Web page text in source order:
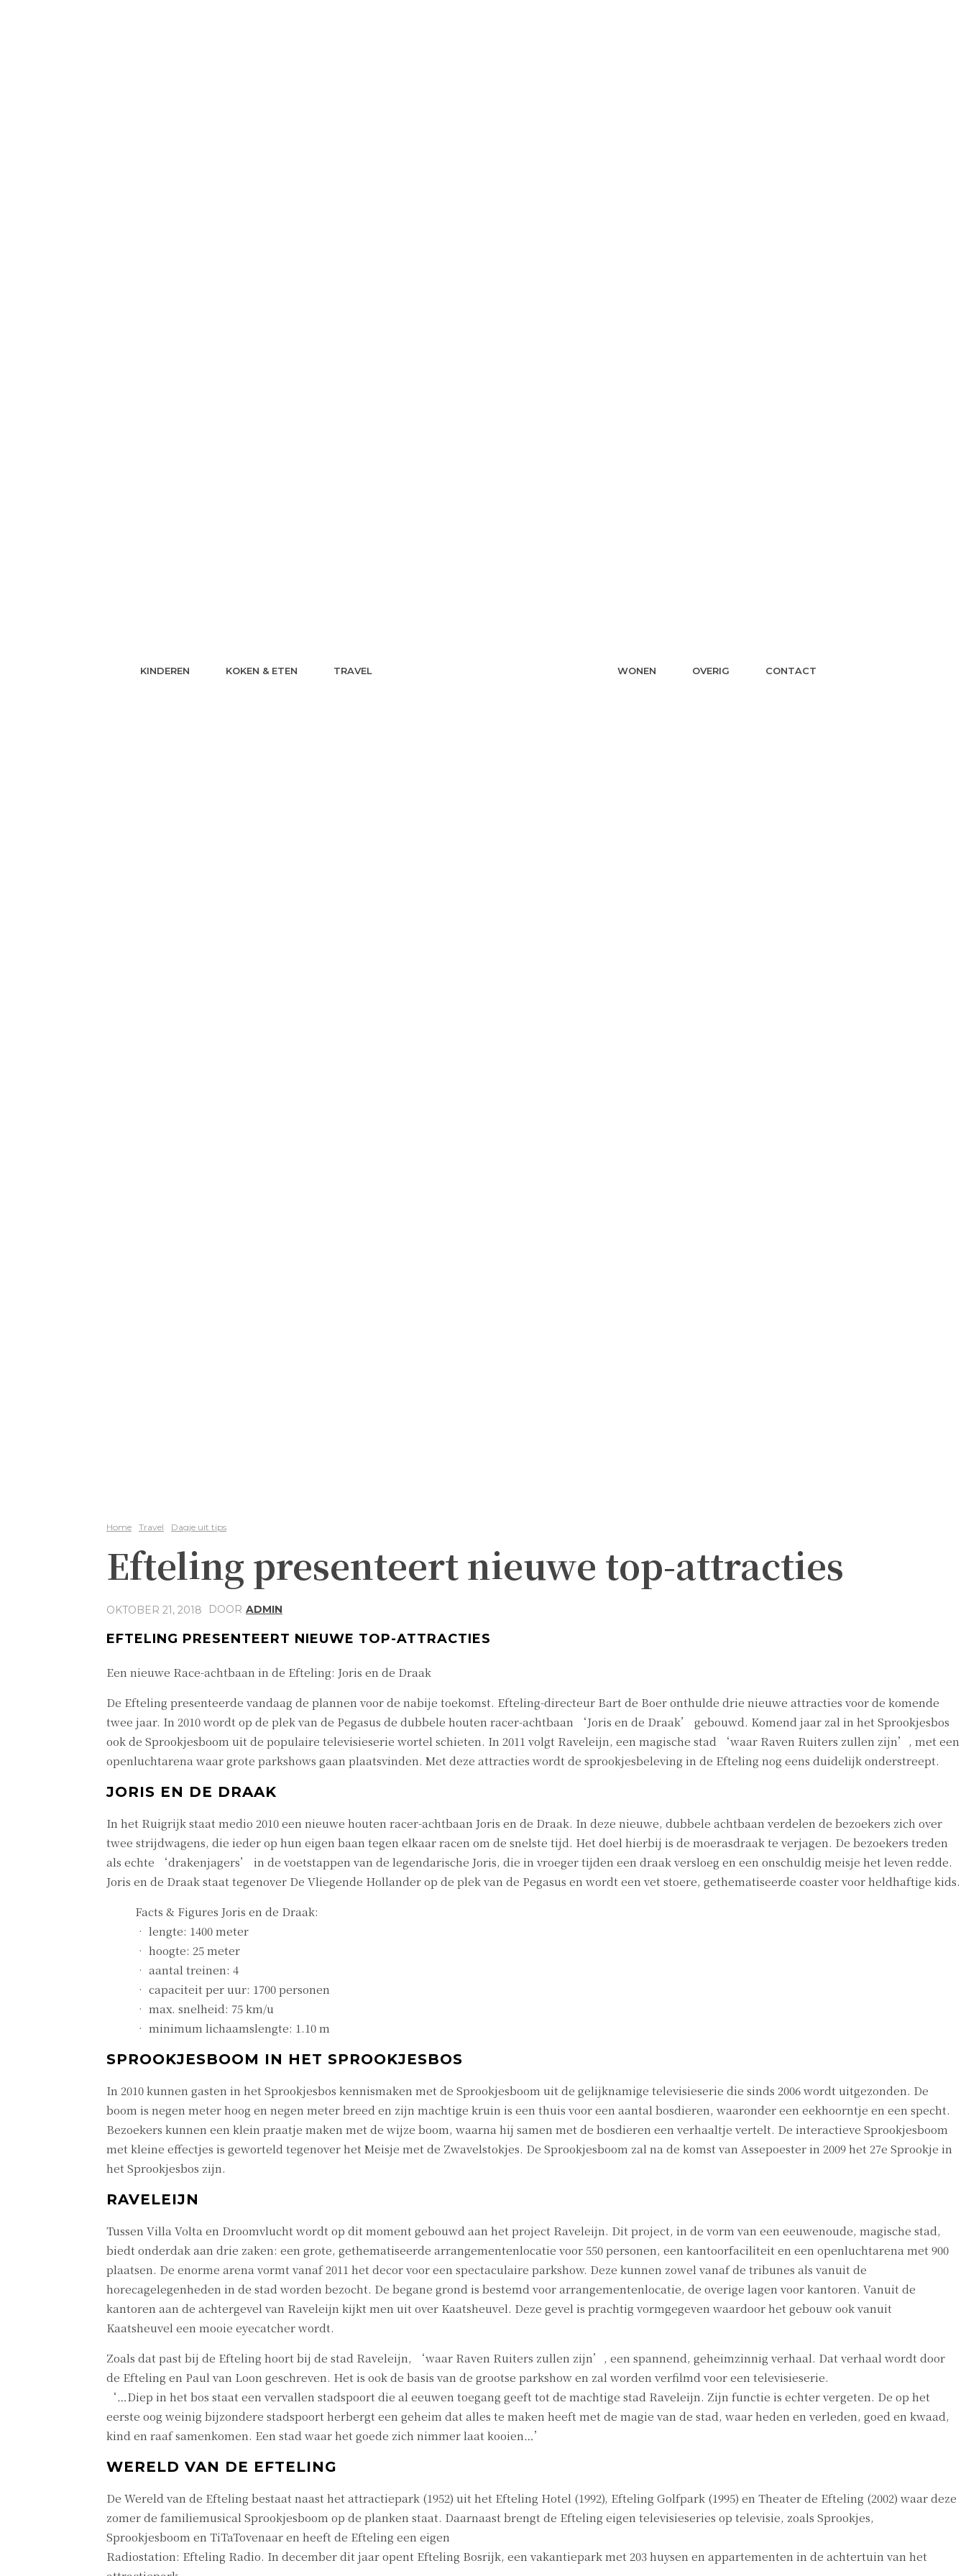
KINDEREN KOKEN & ETEN TRAVEL WONEN OVERIG CONTACT
Home Travel Dagje uit tips
Efteling presenteert nieuwe top-attracties
OKTOBER 21, 2018 DOOR ADMIN
EFTELING PRESENTEERT NIEUWE TOP-ATTRACTIES
Een nieuwe Race-achtbaan in de Efteling: Joris en de Draak
De Efteling presenteerde vandaag de plannen voor de nabije toekomst. Efteling-directeur Bart de Boer onthulde drie nieuwe attracties voor de komende
twee jaar. In 2010 wordt op de plek van de Pegasus de dubbele houten racer-achtbaan ‘Joris en de Draak’ gebouwd. Komend jaar zal in het Sprookjesbos
ook de Sprookjesboom uit de populaire televisieserie wortel schieten. In 2011 volgt Raveleijn, een magische stad ‘waar Raven Ruiters zullen zijn’, met een
openluchtarena waar grote parkshows gaan plaatsvinden. Met deze attracties wordt de sprookjesbeleving in de Efteling nog eens duidelijk onderstreept.
JORIS EN DE DRAAK
In het Ruigrijk staat medio 2010 een nieuwe houten racer-achtbaan Joris en de Draak. In deze nieuwe, dubbele achtbaan verdelen de bezoekers zich over
twee strijdwagens, die ieder op hun eigen baan tegen elkaar racen om de snelste tijd. Het doel hierbij is de moerasdraak te verjagen. De bezoekers treden
als echte ‘drakenjagers’ in de voetstappen van de legendarische Joris, die in vroeger tijden een draak versloeg en een onschuldig meisje het leven redde.
Joris en de Draak staat tegenover De Vliegende Hollander op de plek van de Pegasus en wordt een vet stoere, gethematiseerde coaster voor heldhaftige kids.
Facts & Figures Joris en de Draak:
• lengte: 1400 meter
• hoogte: 25 meter
• aantal treinen: 4
• capaciteit per uur: 1700 personen
• max. snelheid: 75 km/u
• minimum lichaamslengte: 1.10 m
SPROOKJESBOOM IN HET SPROOKJESBOS
In 2010 kunnen gasten in het Sprookjesbos kennismaken met de Sprookjesboom uit de gelijknamige televisieserie die sinds 2006 wordt uitgezonden. De
boom is negen meter hoog en negen meter breed en zijn machtige kruin is een thuis voor een aantal bosdieren, waaronder een eekhoorntje en een specht.
Bezoekers kunnen een klein praatje maken met de wijze boom, waarna hij samen met de bosdieren een verhaaltje vertelt. De interactieve Sprookjesboom
met kleine effectjes is geworteld tegenover het Meisje met de Zwavelstokjes. De Sprookjesboom zal na de komst van Assepoester in 2009 het 27e Sprookje in
het Sprookjesbos zijn.
RAVELEIJN
Tussen Villa Volta en Droomvlucht wordt op dit moment gebouwd aan het project Raveleijn. Dit project, in de vorm van een eeuwenoude, magische stad,
biedt onderdak aan drie zaken: een grote, gethematiseerde arrangementenlocatie voor 550 personen, een kantoorfaciliteit en een openluchtarena met 900
plaatsen. De enorme arena vormt vanaf 2011 het decor voor een spectaculaire parkshow. Deze kunnen zowel vanaf de tribunes als vanuit de
horecagelegenheden in de stad worden bezocht. De begane grond is bestemd voor arrangementenlocatie, de overige lagen voor kantoren. Vanuit de
kantoren aan de achtergevel van Raveleijn kijkt men uit over Kaatsheuvel. Deze gevel is prachtig vormgegeven waardoor het gebouw ook vanuit
Kaatsheuvel een mooie eyecatcher wordt.
Zoals dat past bij de Efteling hoort bij de stad Raveleijn, ‘waar Raven Ruiters zullen zijn’, een spannend, geheimzinnig verhaal. Dat verhaal wordt door
de Efteling en Paul van Loon geschreven. Het is ook de basis van de grootse parkshow en zal worden verfilmd voor een televisieserie.
‘…Diep in het bos staat een vervallen stadspoort die al eeuwen toegang geeft tot de machtige stad Raveleijn. Zijn functie is echter vergeten. De op het
eerste oog weinig bijzondere stadspoort herbergt een geheim dat alles te maken heeft met de magie van de stad, waar heden en verleden, goed en kwaad,
kind en raaf samenkomen. Een stad waar het goede zich nimmer laat kooien…’
WERELD VAN DE EFTELING
De Wereld van de Efteling bestaat naast het attractiepark (1952) uit het Efteling Hotel (1992), Efteling Golfpark (1995) en Theater de Efteling (2002) waar deze
zomer de familiemusical Sprookjesboom op de planken staat. Daarnaast brengt de Efteling eigen televisieseries op televisie, zoals Sprookjes,
Sprookjesboom en TiTaTovenaar en heeft de Efteling een eigen
Radiostation: Efteling Radio. In december dit jaar opent Efteling Bosrijk, een vakantiepark met 203 huysen en appartementen in de achtertuin van het